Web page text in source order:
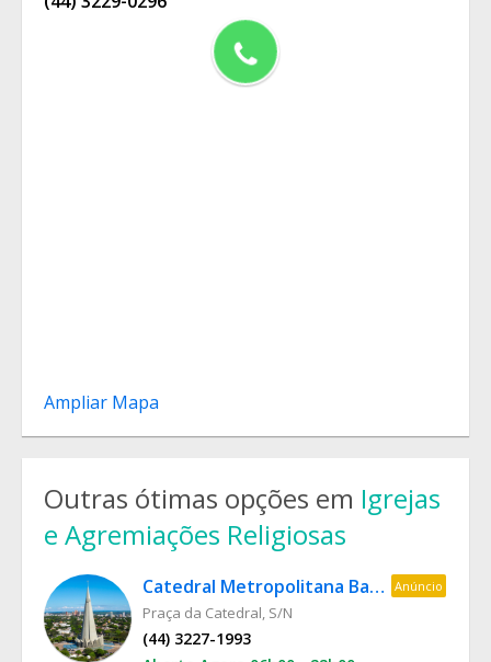
Ampliar Mapa
Outras ótimas opções em Igrejas
e Agremiações Religiosas
Catedral Metropolitana Basílica Menor Nossa Senhora da Glória Anúncio
Praça da Catedral, S/N
(44) 3227-1993